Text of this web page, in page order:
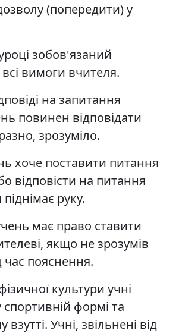
(попередити) у
зобов'язаний
вимоги вчителя.
на запитання
повинен відповідати
зрозуміло.
хоче поставити питання
відповісти на питання
руку.
має право ставити
якщо не зрозумів
час пояснення.
культури учні
формі та
Учні, звільнені від